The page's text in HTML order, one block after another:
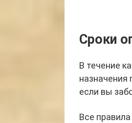
Сроки
В течение
назначения
если вы
Все